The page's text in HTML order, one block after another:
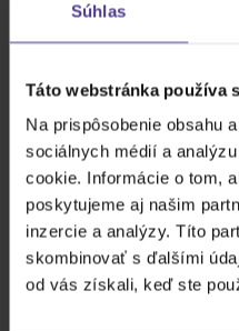
Súhlas
Táto webstránka používa
Na prispôsobenie obsahu
sociálnych médií a
cookie. Informácie o tom,
poskytujeme aj našim
inzercie a analýzy. Títo
skombinovať s ďalšími
od vás získali, keď ste
Skladom